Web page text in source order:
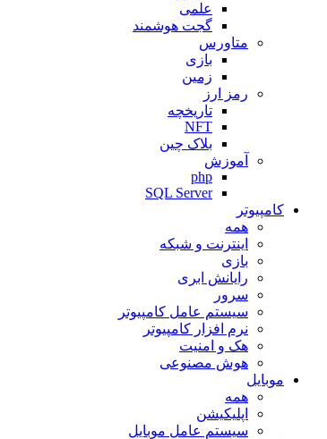
علمی
گجت هوشمند
متاورس
بازی
زمین
رمز ارز
تاریخچه
NFT
بلاک چین
آموزش
php
SQL Server
کامپیوتر
همه
اینترنت و شبکه
بازی
رایانش ابری
سرور
سیستم عامل کامپیوتر
نرم افزار کامپیوتر
هک و امنیت
هوش مصنوعی
موبایل
همه
اپلیکیشن
سیستم عامل موبایل